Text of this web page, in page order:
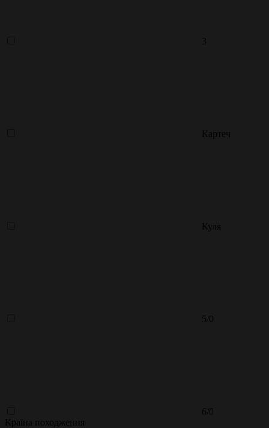
3
Картеч
Куля
5/0
6/0
Країна походження